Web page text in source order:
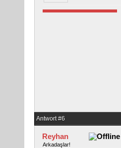
Antwort #6
Reyhan
Arkadaşlar!